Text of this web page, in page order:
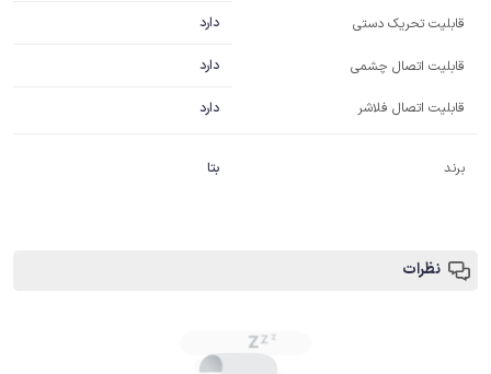
قابلیت تحریک دستی دارد
قابلیت اتصال چشمی دارد
قابلیت اتصال فلاشر دارد
برند بتا
نظرات